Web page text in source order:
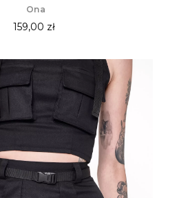
Ona
159,00 zł